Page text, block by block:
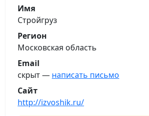
Имя
Стройгруз
Регион
Московская область
Email
скрыт — написать письмо
Сайт
http://izvoshik.ru/